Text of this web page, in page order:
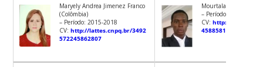
Maryely Andrea Jimenez Franco
(Colômbia)
– Período: 2015-2018
CV:http://lattes.cnpq.br/3492
572245862807
Mourtala Issifou
– Período: 2017-2019
CV:http://
458858152060